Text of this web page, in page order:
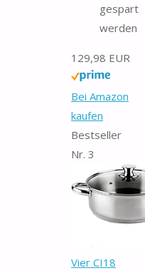
gespart
werden
129,98 EUR
Bei Amazon
kaufen
Bestseller
Nr. 3
Vier CI18